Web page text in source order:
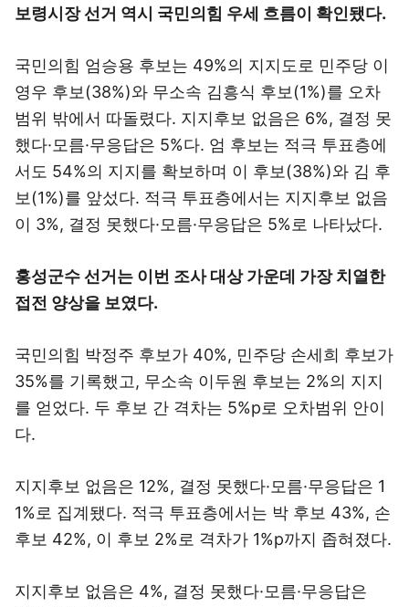
보령시장 선거 역시 국민의힘 우세 흐름이 확인됐다.
국민의힘 엄승용 후보는 49%의 지지도로 민주당 이
영우 후보(38%)와 무소속 김흥식 후보(1%)를 오차
범위 밖에서 따돌렸다. 지지후보 없음은 6%, 결정 못
했다·모름·무응답은 5%다. 엄 후보는 적극 투표층에
서도 54%의 지지를 확보하며 이 후보(38%)와 김 후
보(1%)를 앞섰다. 적극 투표층에서는 지지후보 없음
이 3%, 결정 못했다·모름·무응답은 5%로 나타났다.
홍성군수 선거는 이번 조사 대상 가운데 가장 치열한
접전 양상을 보였다.
국민의힘 박정주 후보가 40%, 민주당 손세희 후보가
35%를 기록했고, 무소속 이두원 후보는 2%의 지지
를 얻었다. 두 후보 간 격차는 5%p로 오차범위 안이
다.
지지후보 없음은 12%, 결정 못했다·모름·무응답은 1
1%로 집계됐다. 적극 투표층에서는 박 후보 43%, 손
후보 42%, 이 후보 2%로 격차가 1%p까지 좁혀졌다.
지지후보 없음은 4%, 결정 못했다·모름·무응답은